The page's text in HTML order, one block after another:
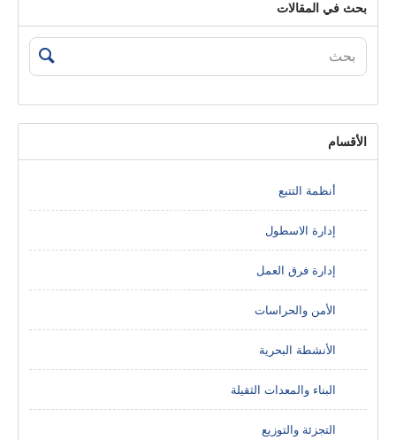
بحث في المقالات
الأقسام
أنظمة التتبع
إدارة الاسطول
إدارة فرق العمل
الأمن والحراسات
الأنشطة البحرية
البناء والمعدات الثقيلة
التجزئة والتوزيع